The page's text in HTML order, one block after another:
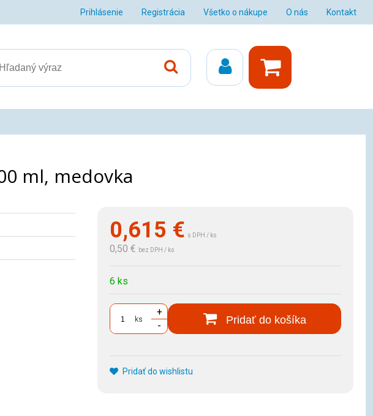
Prihlásenie Registrácia Všetko o nákupe O nás Kontakt
ml, medovka
0,615 € s DPH / ks
0,50 € bez DPH / ks
6 ks
ks
+
-
Pridať do košíka
Pridať do wishlistu